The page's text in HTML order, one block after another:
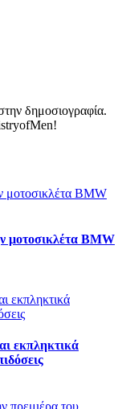
δημοσιογραφία.
μοτοσικλέτα BMW
εκπληκτικά